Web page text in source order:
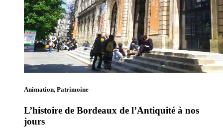
Animation, Patrimoine
L’histoire de Bordeaux de l’Antiquité à nos
jours